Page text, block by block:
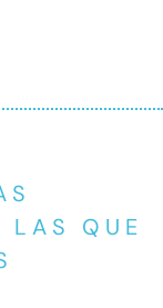
LAS QUE